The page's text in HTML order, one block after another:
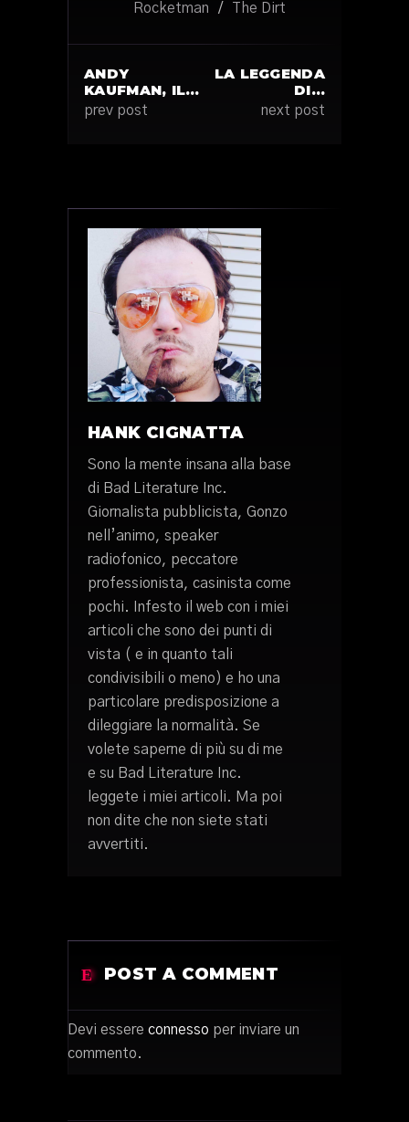
Rocketman
/ The Dirt
ANDY
KAUFMAN, IL…
prev post
LA LEGGENDA
DI…
next post
HANK CIGNATTA
Sono la mente insana alla base
di Bad Literature Inc.
Giornalista pubblicista, Gonzo
nell’animo, speaker
radiofonico, peccatore
professionista, casinista come
pochi. Infesto il web con i miei
articoli che sono dei punti di
vista ( e in quanto tali
condivisibili o meno) e ho una
particolare predisposizione a
dileggiare la normalità. Se
volete saperne di più su di me
e su Bad Literature Inc.
leggete i miei articoli. Ma poi
non dite che non siete stati
avvertiti.
POST A COMMENT
Devi essere connesso per inviare un
commento.